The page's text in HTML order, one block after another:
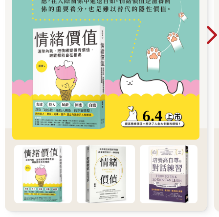
期。反覆撐下去，或許會遇上新的人生志業，或是關於人生的新
時間不見得能抹去死別的悲傷，但是隨時間流逝，心境可能會
逐漸產生變化。
在痛苦中掙扎活過今天，累積下來便是一路活下來。
前文提及的六十多歲男性，我們問他最近什麼時候覺得活著真
好，對方開心地表示：「泡在露天溫泉裡喝杯熱酒的時候。」
即便深陷悲傷之中，還是試著撐過今天吧！
度過一天又一天痛苦悲傷的日子，或許會發現自己真正需要什
麼。
現在還不需要明白活下去的意義。
什麼都不做也無所謂，只要活著就好。
［重點］現在不需要明白活下去的意義，只要活著就好。
提示2：每個人的悲傷不盡相同
面對悲傷的方式沒有正解
每個人因為死別而感受到的悲傷程度不同。有些人無法把悲傷
的心情說出口，胸口像是被人一把抓住，簡直要被壓扁。
有些人則是無法接納現實，感受不到一切，連哭都哭不出來。